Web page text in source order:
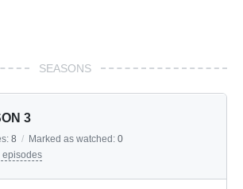
SEASONS
3
8 / Marked as watched: 0
episodes